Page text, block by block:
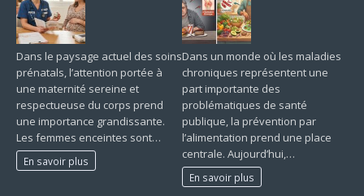
Dans le paysage actuel des soins
prénatals, l’attention portée à
une maternité sereine et
respectueuse du corps prend
une importance grandissante.
Les femmes enceintes sont…
En savoir plus
Dans un monde où les maladies
chroniques représentent une
part importante des
problématiques de santé
publique, la prévention par
l’alimentation prend une place
centrale. Aujourd’hui,…
En savoir plus